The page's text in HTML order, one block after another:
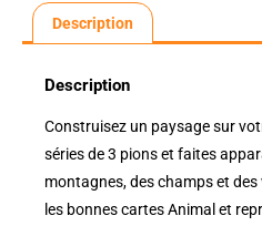
Description
Description
Construisez un paysage sur
séries de 3 pions et faites
montagnes, des champs et
les bonnes cartes Animal et